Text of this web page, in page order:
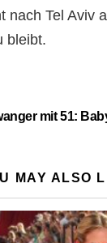
nach Tel Aviv
bleibt.
mit 51:
MAY ALSO